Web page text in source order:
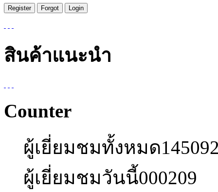
สินค้าแนะนำ
Counter
ผู้เยี่ยมชมทั้งหมด
ผู้เยี่ยมชมวันนี้000209